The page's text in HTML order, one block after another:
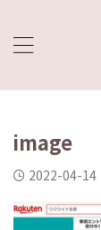
image
2022-04-14